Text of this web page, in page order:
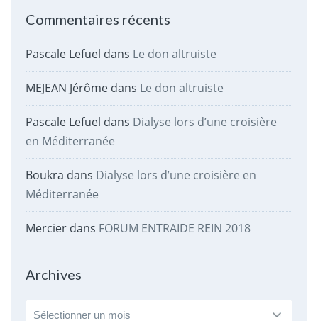
Commentaires récents
Pascale Lefuel dans Le don altruiste
MEJEAN Jérômedans Le don altruiste
Pascale Lefuel dans Dialyse lors d’une croisière
en Méditerranée
Boukra dans Dialyse lors d’une croisière en
Méditerranée
Mercierdans FORUM ENTRAIDE REIN 2018
Archives
Archives